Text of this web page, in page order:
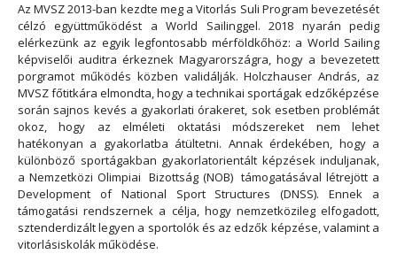
Az MVSZ 2013-ban kezdte meg a Vitorlás Suli Program bevezetését
célzó együttműködést a World Sailinggel. 2018 nyarán pedig
elérkezünk az egyik legfontosabb mérföldkőhöz: a World Sailing
képviselői auditra érkeznek Magyarországra, hogy a bevezetett
porgramot működés közben validálják. Holczhauser András, az
MVSZ főtitkára elmondta, hogy a technikai sportágak edzőképzése
során sajnos kevés a gyakorlati órakeret, sok esetben problémát
okoz, hogy az elméleti oktatási módszereket nem lehet
hatékonyan a gyakorlatba átültetni. Annak érdekében, hogy a
különböző sportágakban gyakorlatorientált képzések induljanak,
a Nemzetközi Olimpiai Bizottság (NOB) támogatásával létrejött a
Development of National Sport Structures (DNSS). Ennek a
támogatási rendszernek a célja, hogy nemzetközileg elfogadott,
sztenderdizált legyen a sportolók és az edzők képzése, valamint a
vitorlásiskolák működése.